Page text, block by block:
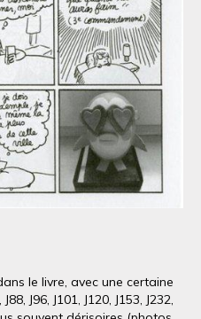
le livre, avec une certaine
J96, J101, J120, J153, J232,